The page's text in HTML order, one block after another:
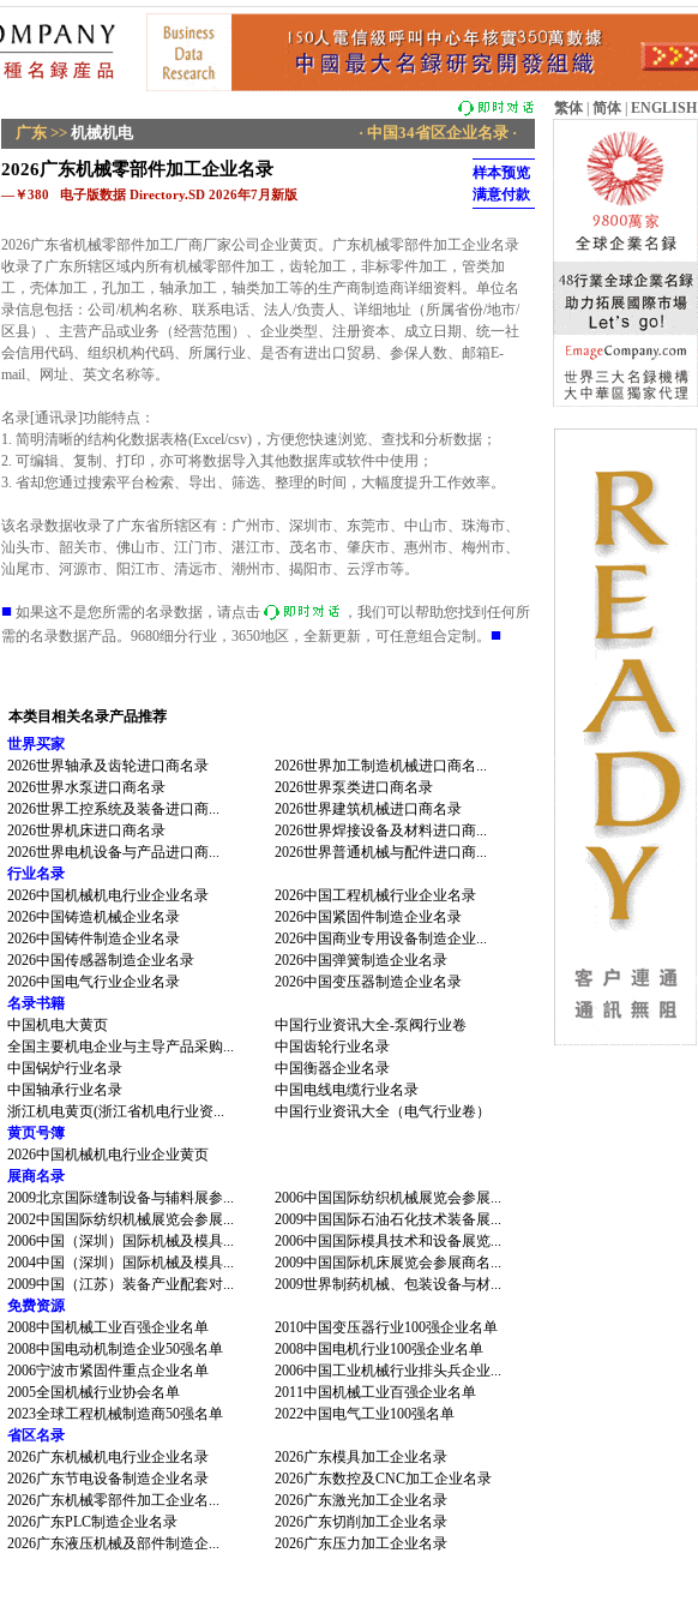
繁体 简体 ENGLISH
广东 >> 机械机电 · 中国34省区企业名录 ·
2026广东机械零部件加工企业名录
—￥380 电子版数据 Directory.SD 2026年7月新版
样本预览
满意付款
2026广东省机械零部件加工厂商厂家公司企业黄页。广东机械零部件加工企业名录
收录了广东所辖区域内所有机械零部件加工，齿轮加工，非标零件加工，管类加
工，壳体加工，孔加工，轴承加工，轴类加工等的生产商制造商详细资料。单位名
录信息包括：公司/机构名称、联系电话、法人/负责人、详细地址（所属省份/地市/
区县）、主营产品或业务（经营范围）、企业类型、注册资本、成立日期、统一社
会信用代码、组织机构代码、所属行业、是否有进出口贸易、参保人数、邮箱E-
mail、网址、英文名称等。
名录[通讯录]功能特点：
1. 简明清晰的结构化数据表格(Excel/csv)，方便您快速浏览、查找和分析数据；
2. 可编辑、复制、打印，亦可将数据导入其他数据库或软件中使用；
3. 省却您通过搜索平台检索、导出、筛选、整理的时间，大幅度提升工作效率。
该名录数据收录了广东省所辖区有：广州市、深圳市、东莞市、中山市、珠海市、
汕头市、韶关市、佛山市、江门市、湛江市、茂名市、肇庆市、惠州市、梅州市、
汕尾市、河源市、阳江市、清远市、潮州市、揭阳市、云浮市等。
■ 如果这不是您所需的名录数据，请点击
，我们可以帮助您找到任何所
需的名录数据产品。9680细分行业，3650地区，全新更新，可任意组合定制。 ■
本类目相关名录产品推荐
世界买家
2026世界轴承及齿轮进口商名录
2026世界加工制造机械进口商名...
2026世界水泵进口商名录
2026世界泵类进口商名录
2026世界工控系统及装备进口商...
2026世界建筑机械进口商名录
2026世界机床进口商名录
2026世界焊接设备及材料进口商...
2026世界电机设备与产品进口商...
2026世界普通机械与配件进口商...
行业名录
2026中国机械机电行业企业名录
2026中国工程机械行业企业名录
2026中国铸造机械企业名录
2026中国紧固件制造企业名录
2026中国铸件制造企业名录
2026中国商业专用设备制造企业...
2026中国传感器制造企业名录
2026中国弹簧制造企业名录
2026中国电气行业企业名录
2026中国变压器制造企业名录
名录书籍
中国机电大黄页
中国行业资讯大全-泵阀行业卷
全国主要机电企业与主导产品采购...
中国齿轮行业名录
中国锅炉行业名录
中国衡器企业名录
中国轴承行业名录
中国电线电缆行业名录
浙江机电黄页(浙江省机电行业资...
中国行业资讯大全（电气行业卷）
黄页号簿
2026中国机械机电行业企业黄页
展商名录
2009北京国际缝制设备与辅料展参...
2006中国国际纺织机械展览会参展...
2002中国国际纺织机械展览会参展...
2009中国国际石油石化技术装备展...
2006中国（深圳）国际机械及模具...
2006中国国际模具技术和设备展览...
2004中国（深圳）国际机械及模具...
2009中国国际机床展览会参展商名...
2009中国（江苏）装备产业配套对...
2009世界制药机械、包装设备与材...
免费资源
2008中国机械工业百强企业名单
2010中国变压器行业100强企业名单
2008中国电动机制造企业50强名单
2008中国电机行业100强企业名单
2006宁波市紧固件重点企业名单
2006中国工业机械行业排头兵企业...
2005全国机械行业协会名单
2011中国机械工业百强企业名单
2023全球工程机械制造商50强名单
2022中国电气工业100强名单
省区名录
2026广东机械机电行业企业名录
2026广东模具加工企业名录
2026广东节电设备制造企业名录
2026广东数控及CNC加工企业名录
2026广东机械零部件加工企业名...
2026广东激光加工企业名录
2026广东PLC制造企业名录
2026广东切削加工企业名录
2026广东液压机械及部件制造企...
2026广东压力加工企业名录